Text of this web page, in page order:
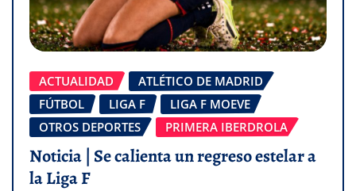
ACTUALIDAD
ATLÉTICO DE MADRID
FÚTBOL
LIGA F
LIGA F MOEVE
OTROS DEPORTES
PRIMERA IBERDROLA
Noticia | Se calienta un regreso estelar a
la Liga F